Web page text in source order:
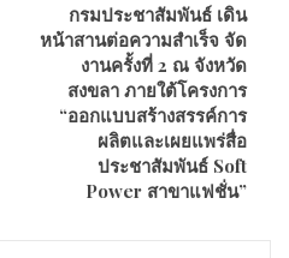
กรมประชาสัมพันธ์ เดิน
หน้าสานต่อความสำเร็จ จัด
งานครั้งที่ 2 ณ จังหวัด
สงขลา ภายใต้โครงการ
“ออกแบบสร้างสรรค์การ
ผลิตและเผยแพร่สื่อ
ประชาสัมพันธ์ Soft
Power สาขาแฟชั่น”